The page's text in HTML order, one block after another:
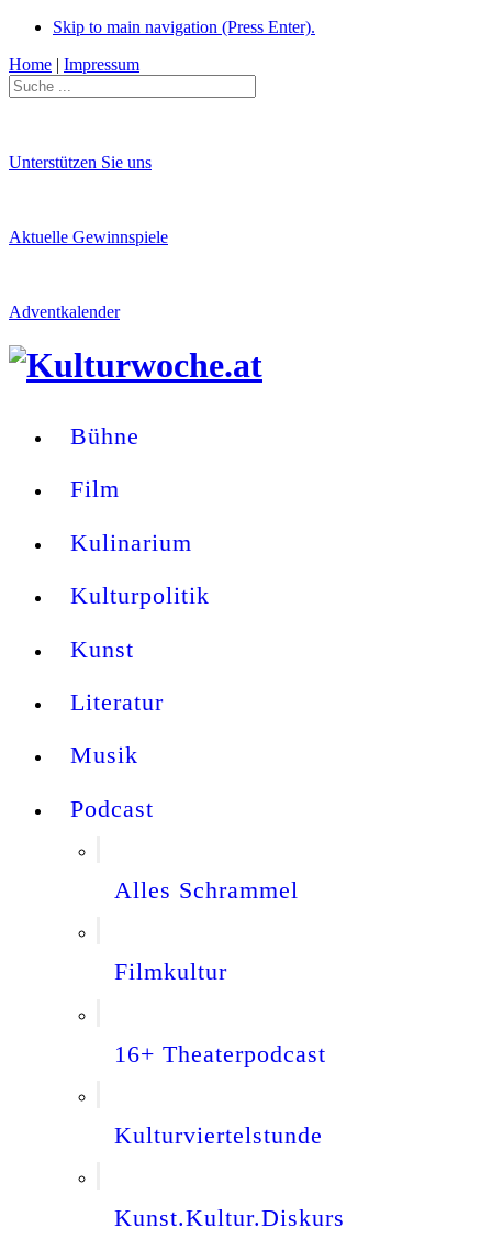
Skip to main navigation (Press Enter).
Home | Impressum
Unterstützen Sie uns
Aktuelle Gewinnspiele
Adventkalender
Bühne
Film
Kulinarium
Kulturpolitik
Kunst
Literatur
Musik
Podcast
Alles Schrammel
Filmkultur
16+ Theaterpodcast
Kulturviertelstunde
Kunst.Kultur.Diskurs